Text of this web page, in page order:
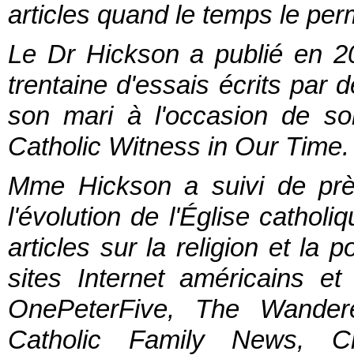
articles quand le temps le
Le Dr Hickson a publié en
trentaine d'essais écrits par
son mari à l'occasion de
Catholic Witness in Our Time.
Mme Hickson a suivi de
l'évolution de l'Église
articles sur la religion et la
sites Internet américains
OnePeterFive, The
Catholic Family News,